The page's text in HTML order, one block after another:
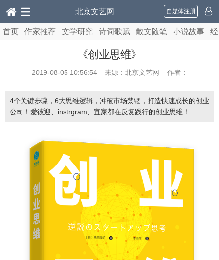
北京文艺网 自媒体注册
首页 作家推荐 文学研究 诗词歌赋 散文随笔 小说故事
《创业思维》
2019-08-05 10:56:54 来源：北京文艺网 作者：
4个关键步骤，6大思维逻辑，冲破市场禁锢，打造快速成长的创业
公司！爱彼迎、instrgram、宜家都在反复践行的创业思维！